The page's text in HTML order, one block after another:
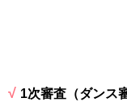
√ 1次審査（ダンス